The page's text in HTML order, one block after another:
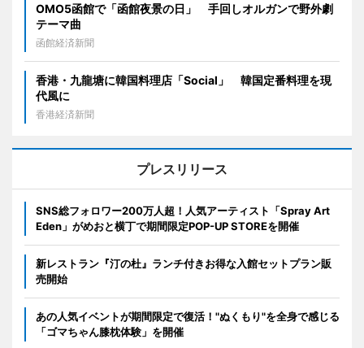
OMO5函館で「函館夜景の日」 手回しオルガンで野外劇
テーマ曲
函館経済新聞
香港・九龍塘に韓国料理店「Social」 韓国定番料理を現
代風に
香港経済新聞
プレスリリース
SNS総フォロワー200万人超！人気アーティスト「Spray Art
Eden」がめおと横丁で期間限定POP-UP STOREを開催
新レストラン『汀の杜』ランチ付きお得な入館セットプラン販
売開始
あの人気イベントが期間限定で復活！"ぬくもり"を全身で感じる
「ゴマちゃん膝枕体験」を開催